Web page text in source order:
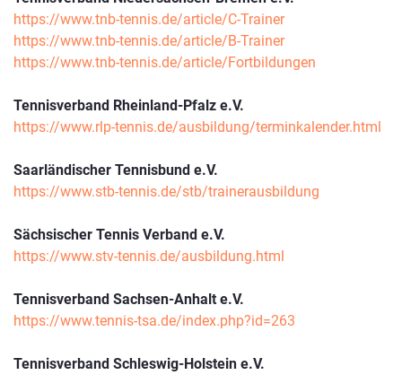
https://www.tnb-tennis.de/article/C-Trainer
https://www.tnb-tennis.de/article/B-Trainer
https://www.tnb-tennis.de/article/Fortbildungen
Tennisverband Rheinland-Pfalz e.V.
https://www.rlp-tennis.de/ausbildung/terminkalender.html
Saarländischer Tennisbund e.V.
https://www.stb-tennis.de/stb/trainerausbildung
Sächsischer Tennis Verband e.V.
https://www.stv-tennis.de/ausbildung.html
Tennisverband Sachsen-Anhalt e.V.
https://www.tennis-tsa.de/index.php?id=263
Tennisverband Schleswig-Holstein e.V.